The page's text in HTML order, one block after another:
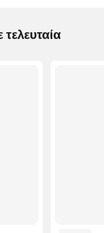
τελευταία